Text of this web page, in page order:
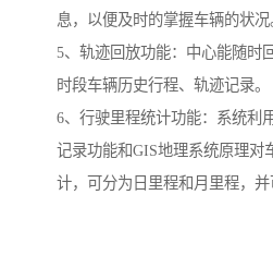
息，以便及时的掌握车辆的状况
5、轨迹回放功能：中心能随时
时段车辆历史行程、轨迹记录。
6、行驶里程统计功能：系统利
记录功能和GIS地理系统原理对
计，可分为日里程和月里程，并